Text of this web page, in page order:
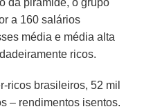
a 160 salários
média e média alta
ricos.
ricos brasileiros, 52 mil
– rendimentos isentos.